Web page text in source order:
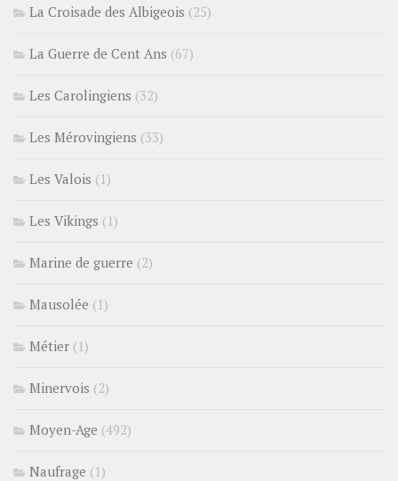
La Croisade des Albigeois (25)
La Guerre de Cent Ans (67)
Les Carolingiens (32)
Les Mérovingiens (33)
Les Valois (1)
Les Vikings (1)
Marine de guerre (2)
Mausolée (1)
Métier (1)
Minervois (2)
Moyen-Age (492)
Naufrage (1)